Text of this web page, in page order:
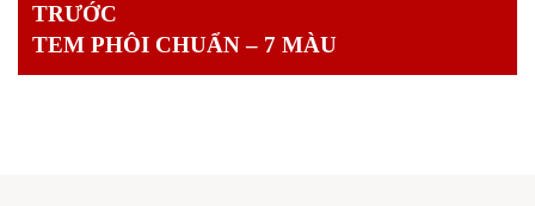
TRƯỚC
TEM PHÔI CHUẨN – 7 MÀU